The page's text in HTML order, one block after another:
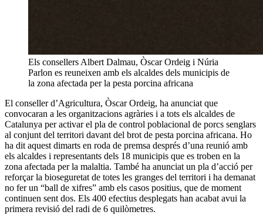
Els consellers Albert Dalmau, Òscar Ordeig i Núria
Parlon es reuneixen amb els alcaldes dels municipis de
la zona afectada per la pesta porcina africana
El conseller d’Agricultura, Òscar Ordeig, ha anunciat que
convocaran a les organitzacions agràries i a tots els alcaldes de
Catalunya per activar el pla de control poblacional de porcs senglars
al conjunt del territori davant del brot de pesta porcina africana. Ho
ha dit aquest dimarts en roda de premsa després d’una reunió amb
els alcaldes i representants dels 18 municipis que es troben en la
zona afectada per la malaltia. També ha anunciat un pla d’acció per
reforçar la bioseguretat de totes les granges del territori i ha demanat
no fer un “ball de xifres” amb els casos positius, que de moment
continuen sent dos. Els 400 efectius desplegats han acabat avui la
primera revisió del radi de 6 quilòmetres.